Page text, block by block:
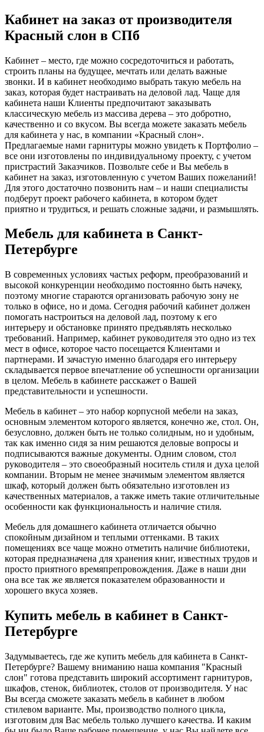
Кабинет на заказ от производителя
Красный слон в СПб
Кабинет – место, где можно сосредоточиться и работать,
строить планы на будущее, мечтать или делать важные
звонки. И в кабинет необходимо выбрать такую мебель на
заказ, которая будет настраивать на деловой лад. Чаще для
кабинета наши Клиенты предпочитают заказывать
классическую мебель из массива дерева – это добротно,
качественно и со вкусом. Вы всегда можете заказать мебель
для кабинета у нас, в компании «Красный слон».
Предлагаемые нами гарнитуры можно увидеть к Портфолио –
все они изготовлены по индивидуальному проекту, с учетом
пристрастий Заказчиков. Позвольте себе и Вы мебель в
кабинет на заказ, изготовленную с учетом Ваших пожеланий!
Для этого достаточно позвонить нам – и наши специалисты
подберут проект рабочего кабинета, в котором будет
приятно и трудиться, и решать сложные задачи, и размышлять.
Мебель для кабинета в Санкт-
Петербурге
В современных условиях частых реформ, преобразований и
высокой конкуренции необходимо постоянно быть начеку,
поэтому многие стараются организовать рабочую зону не
только в офисе, но и дома. Сегодня рабочий кабинет должен
помогать настроиться на деловой лад, поэтому к его
интерьеру и обстановке принято предъявлять несколько
требований. Например, кабинет руководителя это одно из тех
мест в офисе, которое часто посещается Клиентами и
партнерами. И зачастую именно благодаря его интерьеру
складывается первое впечатление об успешности организации
в целом. Мебель в кабинете расскажет о Вашей
представительности и успешности.
Мебель в кабинет – это набор корпусной мебели на заказ,
основным элементом которого является, конечно же, стол. Он,
безусловно, должен быть не только солидным, но и удобным,
так как именно сидя за ним решаются деловые вопросы и
подписываются важные документы. Одним словом, стол
руководителя – это своеобразный носитель стиля и духа целой
компании. Вторым не менее значимым элементом является
шкаф, который должен быть обязательно изготовлен из
качественных материалов, а также иметь такие отличительные
особенности как функциональность и наличие стиля.
Мебель для домашнего кабинета отличается обычно
спокойным дизайном и теплыми оттенками. В таких
помещениях все чаще можно отметить наличие библиотеки,
которая предназначена для хранения книг, известных трудов и
просто приятного времяпрепровождения. Даже в наши дни
она все так же является показателем образованности и
хорошего вкуса хозяев.
Купить мебель в кабинет в Санкт-
Петербурге
Задумываетесь, где же купить мебель для кабинета в Санкт-
Петербурге? Вашему вниманию наша компания "Красный
слон" готова представить широкий ассортимент гарнитуров,
шкафов, стенок, библиотек, столов от производителя. У нас
Вы всегда сможете заказать мебель в кабинет в любом
стилевом варианте. Мы, производство полного цикла,
изготовим для Вас мебель только лучшего качества. И каким